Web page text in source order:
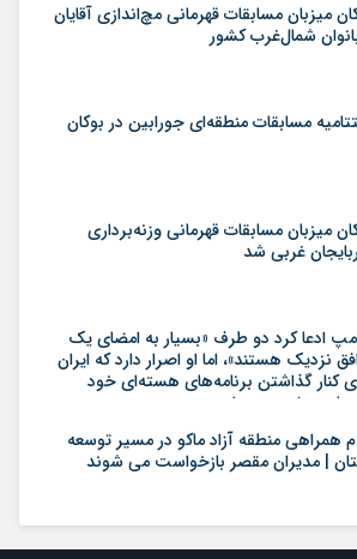
میزبان مسابقات قهرمانی مچ‌اندازی آقایان
شمال‌غرب کشور
مسابقات منطقه‌ای جورابین در بوکان
میزبان مسابقات قهرمانی وزنه‌برداری
غربی شد
ادعا کرد دو طرف «بسیار به امضای یک
نزدیک هستند»، اما او اصرار دارد که ایران
کنار گذاشتن برنامه‌های هسته‌ای خود
بیشتری بردارد
همراهی منطقه آزاد ماکو در مسیر توسعه
| مدیران مقصر بازخواست می شوند